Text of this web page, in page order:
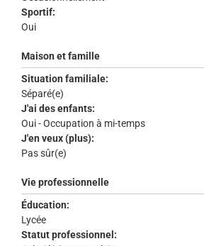
Sportif:
Oui
Maison et famille
Situation familiale:
Séparé(e)
J'ai des enfants:
Oui - Occupation à mi-temps
J'en veux (plus):
Pas sûr(e)
Vie professionnelle
Éducation:
Lycée
Statut professionnel: